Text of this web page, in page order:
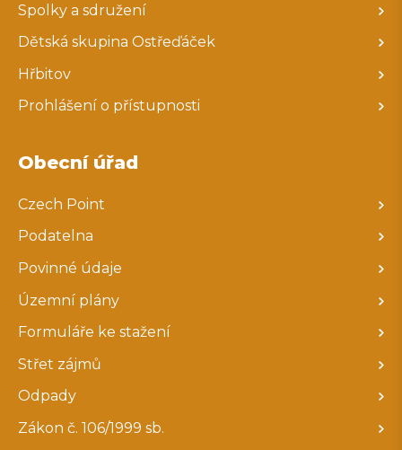
Spolky a sdružení
Dětská skupina Ostřeďáček
Hřbitov
Prohlášení o přístupnosti
Obecní úřad
Czech Point
Podatelna
Povinné údaje
Územní plány
Formuláře ke stažení
Střet zájmů
Odpady
Zákon č. 106/1999 sb.